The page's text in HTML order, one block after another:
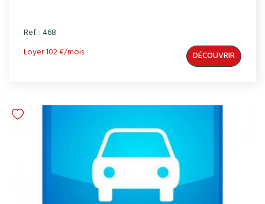
Ref. : 468
Loyer 102 €/mois
DÉCOUVRIR